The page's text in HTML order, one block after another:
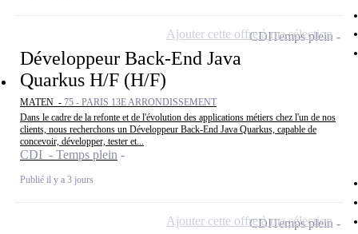
Développeur Back-End Java
Quarkus H/F (H/F)
MATEN - 75 - PARIS 13E ARRONDISSEMENT
Dans le cadre de la refonte et de l'évolution des applications métiers chez l'un de nos
clients, nous recherchons un Développeur Back-End Java Quarkus, capable de
concevoir, développer, tester et...
CDI - Temps plein
Publié il y a 3 jours
CDITemps plein
Ajouter cette offre à ma sélection
CDITemps plein
Ajouter cette offre à ma sélection